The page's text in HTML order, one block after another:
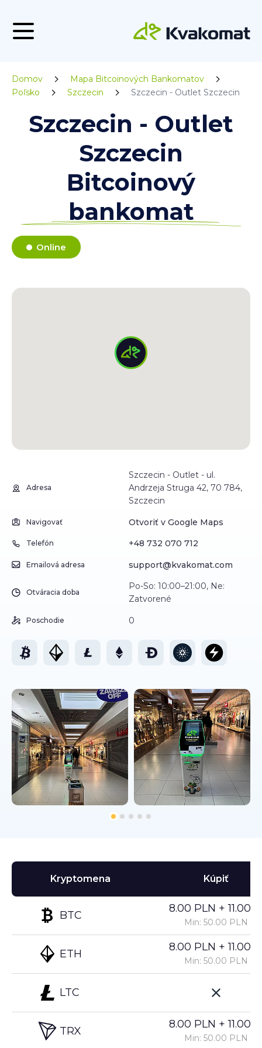
Domov
Mapa Bitcoinových Bankomatov
Poľsko
Szczecin Szczecin - Outlet Szczecin
Szczecin - Outlet
Szczecin
Bitcoinový
bankomat
Online
Adresa
Szczecin - Outlet - ul.
Andrzeja Struga 42, 70 784,
Szczecin
Navigovať Otvoriť v Google Maps
Telefón +48 732 070 712
Emailová adresa support@kvakomat.com
Otváracia doba
Po-So: 10:00–21:00, Ne:
Zatvorené
Poschodie 0
Kryptomena
BTC
ETH
LTC
TRX
Kúpiť
8.00 PLN +
Min: 50.00 PLN
8.00 PLN +
Min: 50.00 PLN
8.00 PLN +
Min: 50.00 PLN